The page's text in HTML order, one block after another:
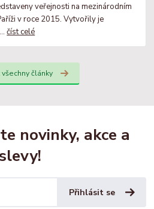
veřejnosti na mezinárodním
v roce 2015. Vytvořily je
číst celé
články
novinky, akce a
Přihlásit se